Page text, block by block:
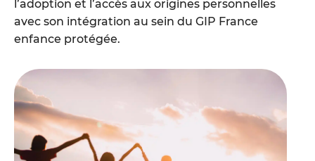
l’adoption et l’accès aux origines personnelles
avec son intégration au sein du GIP France
enfance protégée.